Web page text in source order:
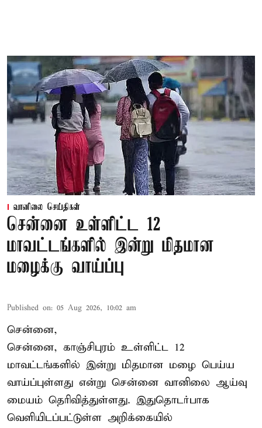
வானிலை செய்திகள்
சென்னை உள்ளிட்ட 12
மாவட்டங்களில் இன்று மிதமான
மழைக்கு வாய்ப்பு
Published on: 05 Aug 2026, 10:02 am
சென்னை,
சென்னை, காஞ்சிபுரம் உள்ளிட்ட 12
மாவட்டங்களில் இன்று மிதமான மழை பெய்ய
வாய்ப்புள்ளது என்று சென்னை வானிலை ஆய்வு
மையம் தெரிவித்துள்ளது. இதுதொடர்பாக
வெளியிடப்பட்டுள்ள அறிக்கையில்